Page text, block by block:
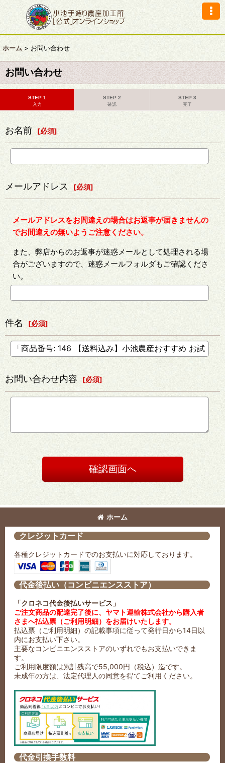
ホーム > お問い合わせ
お問い合わせ
STEP 1
入力
STEP 2
確認
STEP 3
完了
お名前 [必須]
メールアドレス [必須]
メールアドレスをお間違えの場合はお返事が届きませんの
でお間違えの無いようご注意ください。
また、弊店からのお返事が迷惑メールとして処理される場
合がございますので、迷惑メールフォルダもご確認くださ
い。
件名 [必須]
お問い合わせ内容 [必須]
確認画面へ
ホーム
クレジットカード
各種クレジットカードでのお支払いに対応しております。
代金後払い（コンビニエンスストア）
「クロネコ代金後払いサービス」
ご注文商品の配達完了後に、ヤマト運輸株式会社から購入者
さまへ払込票（ご利用明細）をお届けいたします。
払込票（ご利用明細）の記載事項に従って発行日から14日以
内にお支払い下さい。
主要なコンビニエンスストアのいずれでもお支払いできま
す。
ご利用限度額は累計残高で55,000円（税込）迄です。
未成年の方は、法定代理人の同意を得てご利用ください。
代金引換手数料